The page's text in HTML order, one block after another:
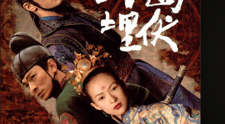
世界电影节
导演宇宙
影片库
影评与解读
关于我们